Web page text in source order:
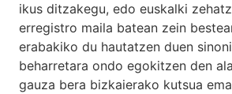
ikus ditzakegu, edo euskalki
erregistro maila batean zein
erabakiko du hautatzen duen
beharretara ondo egokitzen den
gauza bera bizkaierako kutsua